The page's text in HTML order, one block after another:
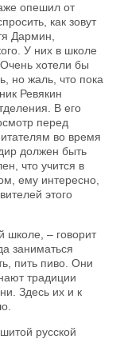
опешил от
как зовут
Дармин,
У них в школе
Очень хотели бы
но жаль, что пока
Ревякин
В его
перед
во время
должен быть
что учится в
ему интересно,
этого
школе, – говорит
заниматься
пить пиво. Они
традиции
Здесь их и к
русской